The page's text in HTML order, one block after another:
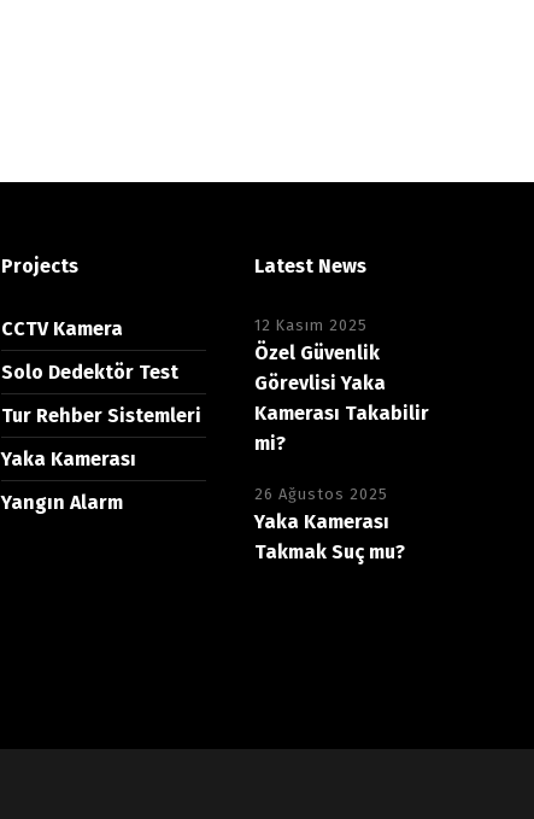
Projects
CCTV Kamera
Solo Dedektör Test
Tur Rehber Sistemleri
Yaka Kamerası
Yangın Alarm
Latest News
12 Kasım 2025
Özel Güvenlik
Görevlisi Yaka
Kamerası Takabilir
mi?
26 Ağustos 2025
Yaka Kamerası
Takmak Suç mu?